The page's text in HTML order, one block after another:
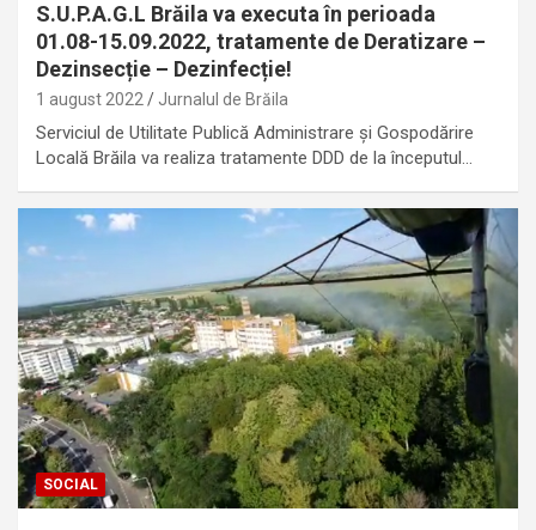
S.U.P.A.G.L Brăila va executa în perioada
01.08-15.09.2022, tratamente de Deratizare –
Dezinsecție – Dezinfecție!
1 august 2022 Jurnalul de Brăila
Serviciul de Utilitate Publică Administrare și Gospodărire
Locală Brăila va realiza tratamente DDD de la începutul…
SOCIAL